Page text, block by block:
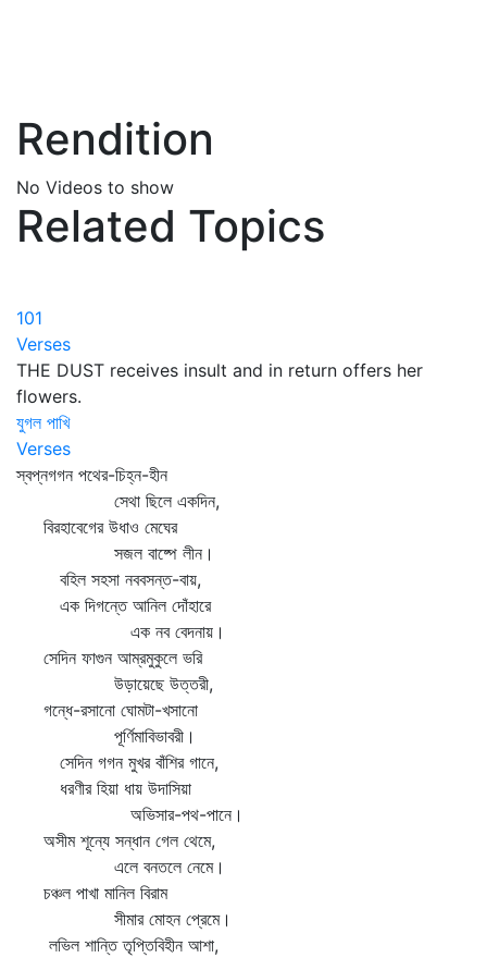
Rendition
No Videos to show
Related Topics
101
Verses
THE DUST receives insult and in return offers her
flowers.
যুগল পাখি
Verses
স্বপ্নগগন পথের-চিহ্ন-হীন
সেথা ছিলে একদিন,
বিরহাবেগের উধাও মেঘের
সজল বাষ্পে লীন।
বহিল সহসা নববসন্ত-বায়,
এক দিগন্তে আনিল দোঁহারে
এক নব বেদনায়।
সেদিন ফাগুন আম্রমুকুলে ভরি
উড়ায়েছে উত্তরী,
গন্ধে-রসানো ঘোমটা-খসানো
পূর্ণিমাবিভাবরী।
সেদিন গগন মুখর বাঁশির গানে,
ধরণীর হিয়া ধায় উদাসিয়া
অভিসার-পথ-পানে।
অসীম শূন্যে সন্ধান গেল থেমে,
এলে বনতলে নেমে।
চঞ্চল পাখা মানিল বিরাম
সীমার মোহন প্রেমে।
লভিল শান্তি তৃপ্তিবিহীন আশা,